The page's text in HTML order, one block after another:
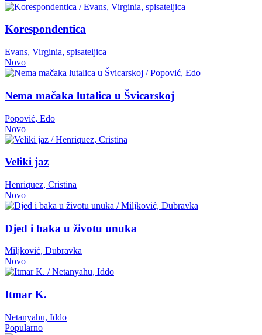
Korespondentica
Evans, Virginia, spisateljica
Novo
Nema mačaka lutalica u Švicarskoj
Popović, Edo
Novo
Veliki jaz
Henriquez, Cristina
Novo
Djed i baka u životu unuka
Miljković, Dubravka
Novo
Itmar K.
Netanyahu, Iddo
Popularno